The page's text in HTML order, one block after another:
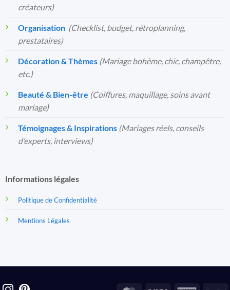
créateurs)
Organisation️ (Checklist, budget, rétroplanning,
prestataires)
Décoration & Thèmes (Mariage bohème, chic, champêtre,
etc.)
Beauté & Bien-être (Coiffures, maquillage, soins avant
mariage)
Témoignages & Inspirations (Mariages réels, conseils
d’experts, interviews)
Informations légales
Politique de Confidentialité
Mentions Légales